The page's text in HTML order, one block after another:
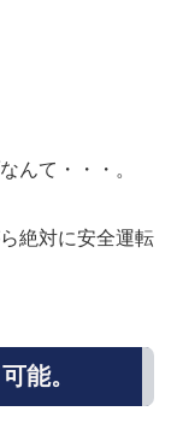
んて・・・。
絶対に安全運転
能。